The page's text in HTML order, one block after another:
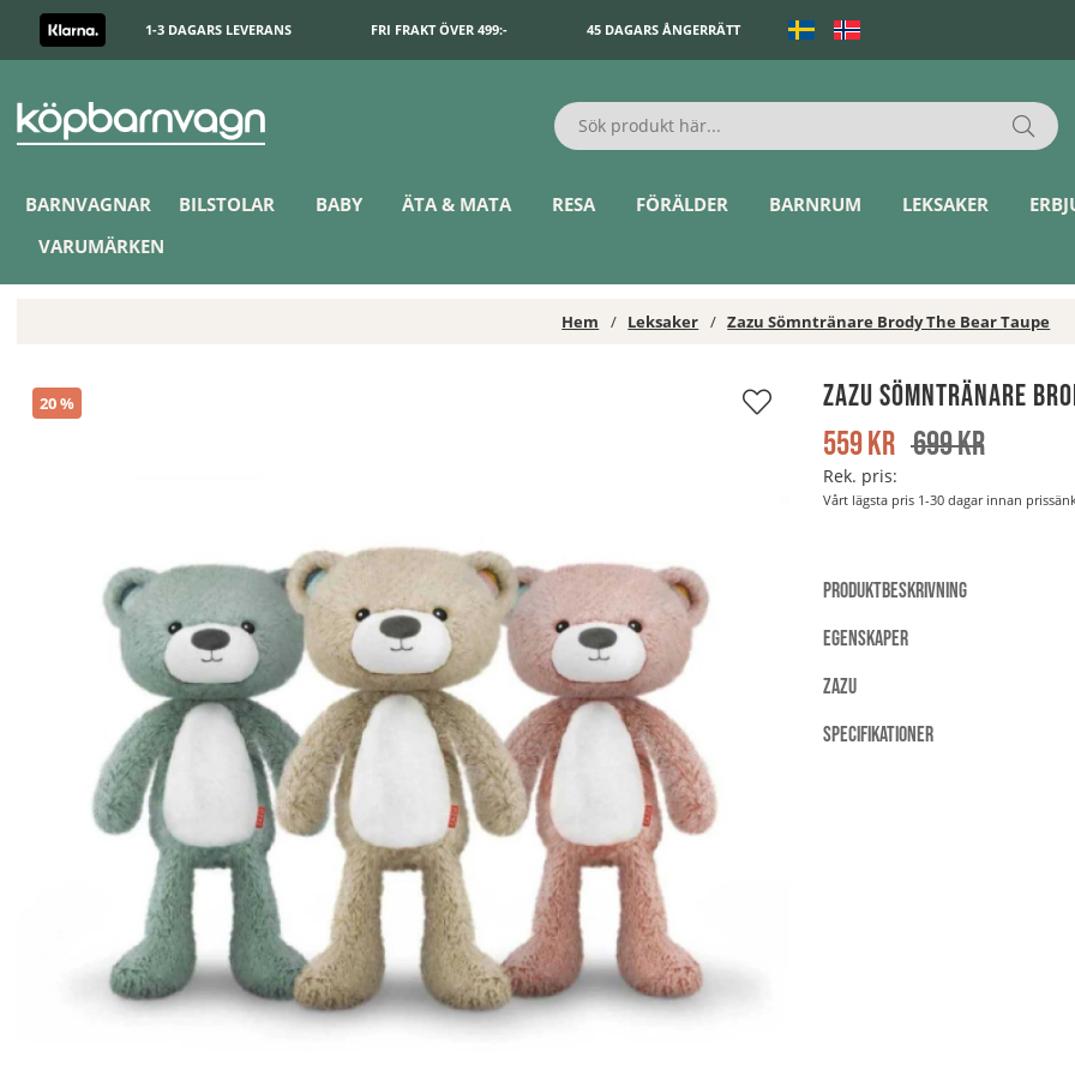
1-3 DAGARS LEVERANS FRI FRAKT ÖVER 499:- 45 DAGARS ÅNGERRÄTT
BARNVAGNAR BILSTOLAR BABY ÄTA & MATA RESA FÖRÄLDER BARNRUM LEKSAKER
VARUMÄRKEN
Hem Leksaker Zazu Sömntränare Brody The Bear Taupe
20
Zazu Sömntränare Brody The Bear Taupe Zazu Sömntränare
699kr
559kr
Rek. pris:
Vårt lägsta pris 1-30 dagar innan
PRODUKTBESKRIVNING
EGENSKAPER
ZAZU
SPECIFIKATIONER